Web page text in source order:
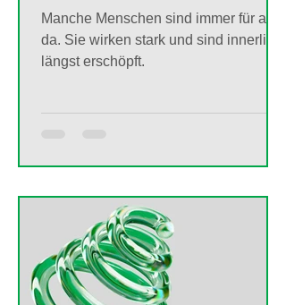
Manche Menschen sind immer für alle
da. Sie wirken stark und sind innerlich
längst erschöpft.